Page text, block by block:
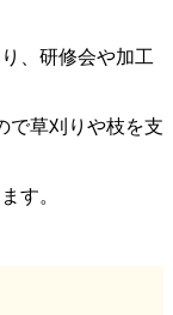
、研修会や加工
で草刈りや枝を支
す。